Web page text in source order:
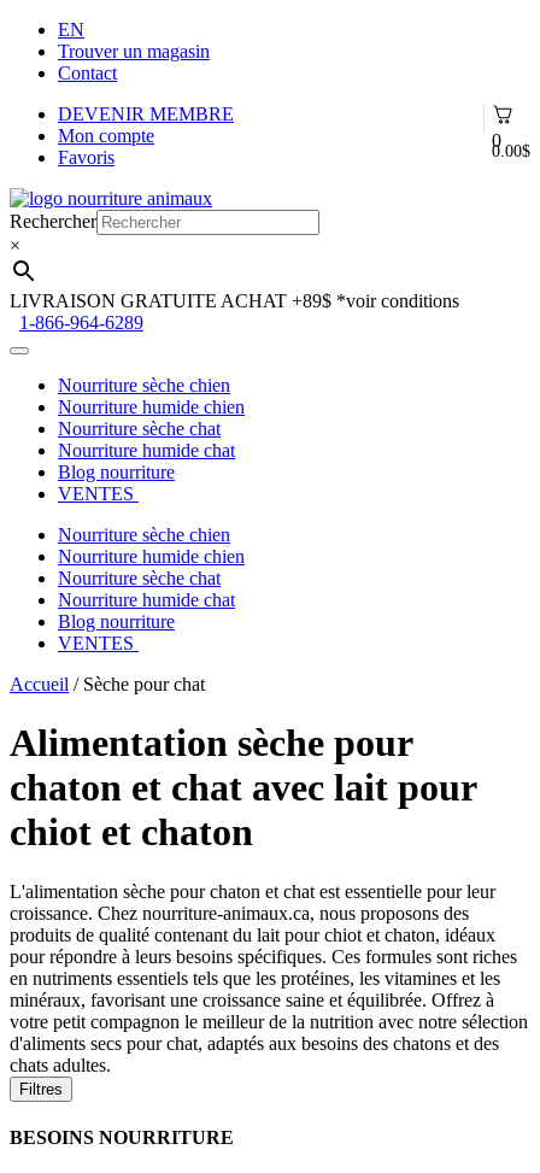
EN
Trouver un magasin
Contact
0
0.00$
DEVENIR MEMBRE
Mon compte
Favoris
Aller
à
la
navigation
Aller
au
contenu
Rechercher
×
LIVRAISON GRATUITE ACHAT +89$ *voir conditions
1-866-964-6289
Nourriture sèche chien
Nourriture humide chien
Nourriture sèche chat
Nourriture humide chat
Blog nourriture
VENTES
Nourriture sèche chien
Nourriture humide chien
Nourriture sèche chat
Nourriture humide chat
Blog nourriture
VENTES
Accueil / Sèche pour chat
Alimentation sèche pour
chaton et chat avec lait pour
chiot et chaton
L'alimentation sèche pour chaton et chat est essentielle pour leur
croissance. Chez nourriture-animaux.ca, nous proposons des
produits de qualité contenant du lait pour chiot et chaton, idéaux
pour répondre à leurs besoins spécifiques. Ces formules sont riches
en nutriments essentiels tels que les protéines, les vitamines et les
minéraux, favorisant une croissance saine et équilibrée. Offrez à
votre petit compagnon le meilleur de la nutrition avec notre sélection
d'aliments secs pour chat, adaptés aux besoins des chatons et des
chats adultes.
Filtres
BESOINS NOURRITURE